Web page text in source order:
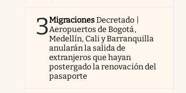
3MigracionesDecretado |
Aeropuertos de Bogotá,
Medellín, Cali y Barranquilla
anularán la salida de
extranjeros que hayan
postergado la renovación del
pasaporte